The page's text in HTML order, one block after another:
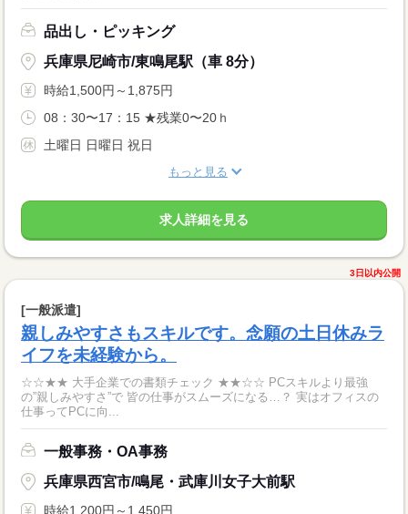
品出し・ピッキング
兵庫県尼崎市/東鳴尾駅（車 8分）
時給1,500円～1,875円
08：30〜17：15 ★残業0〜20ｈ
土曜日 日曜日 祝日
もっと見る
求人詳細を見る
3日以内公開
[一般派遣]
親しみやすさもスキルです。念願の土日休みラ
イフを未経験から。
☆☆★★ 大手企業での書類チェック ★★☆☆ PCスキルより最強
の”親しみやすさ”で 皆の仕事がスムーズになる…？ 実はオフィスの
仕事ってPCに向...
一般事務・OA事務
兵庫県西宮市/鳴尾・武庫川女子大前駅
時給1,200円～1,450円